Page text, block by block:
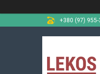
+380 (97) 955-